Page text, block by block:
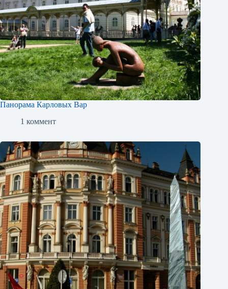
Панорама Карловых Вар
1 коммент